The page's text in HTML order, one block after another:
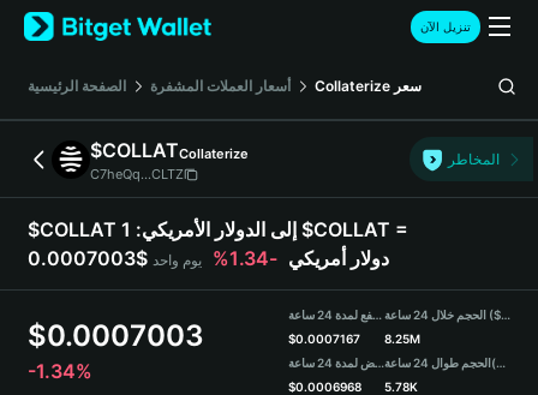
English
日本語
Русский
Español (Latinoamérica)
Türkçe
Français
Deutsch
简体中文
Português (Portugal)
Bahasa Indonesia
تنزيل الآن
الصفحة الرئيسية أسعار العملات المشفرة Collaterize سعر
$COLLATCollaterize
C7heQq...CLTZ
المخاطر
$COLLAT إلى الدولار الأمريكي: 1 $COLLAT =
0.0007003$ دولار أمريكي -1.34% يوم واحد
$0.0007003
-1.34%
مرتفع لمدة 24 ساعة
$0.0007167
منخفض لمدة 24 ساعة
$0.0006968
الحجم خلال 24 ساعة ($COLLAT)
8.25M
الحجم طوال 24 ساعة(USDT)
5.78K